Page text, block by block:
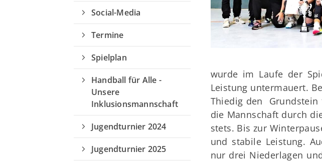
wurde im Laufe der
Leistung untermauert.
Thiedig den Grundstein
die Mannschaft durch
stets. Bis zur
und stabile Leistung.
nur drei Niederlagen
Social-Media
Termine
Spielplan
Handball für Alle -
Unsere
Inklusionsmannschaft
Jugendturnier 2024
Jugendturnier 2025
Quicklinks
Sportangebote finden
Unser Sportangebot
Sportsuche
Ausfälle und Vertretungen
Deutsches Sportabzeichen
Alles zur
Downloads
Termine
Fragen &